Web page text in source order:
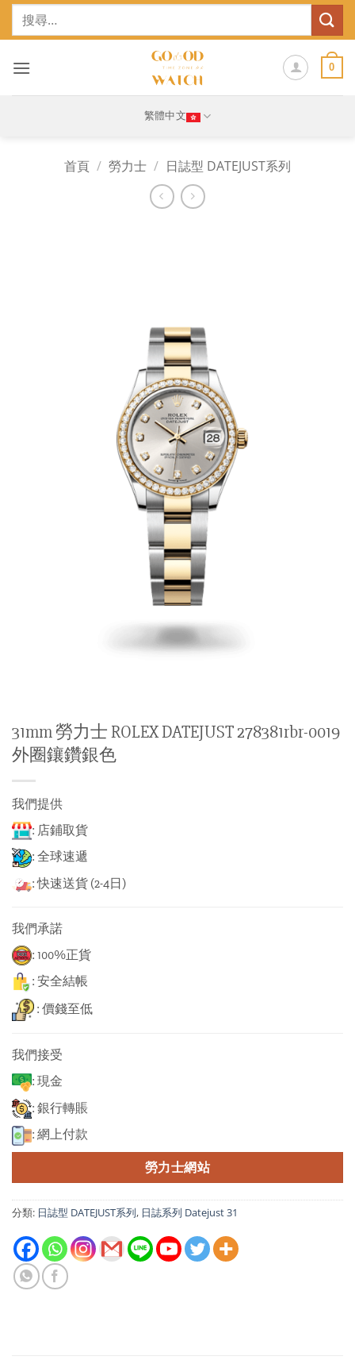
Skip
鍵
0
繁體中文
首頁 / 勞力士 / 日誌型 DATEJUST系列
31mm 勞力士 ROLEX DATEJUST 278381rbr-0019
外圈鑲鑽銀色
我們提供
: 店鋪取貨
: 全球速遞
: 快速送貨 (2-4日)
我們承諾
: 100%正貨
: 安全結帳
: 價錢至低
我們接受
: 現金
: 銀行轉賬
: 網上付款
勞力士網站
分類: 日誌型 DATEJUST系列, 日誌系列 Datejust 31